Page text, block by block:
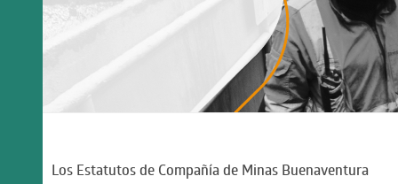
Los Estatutos de Compañía de Minas Buenaventura